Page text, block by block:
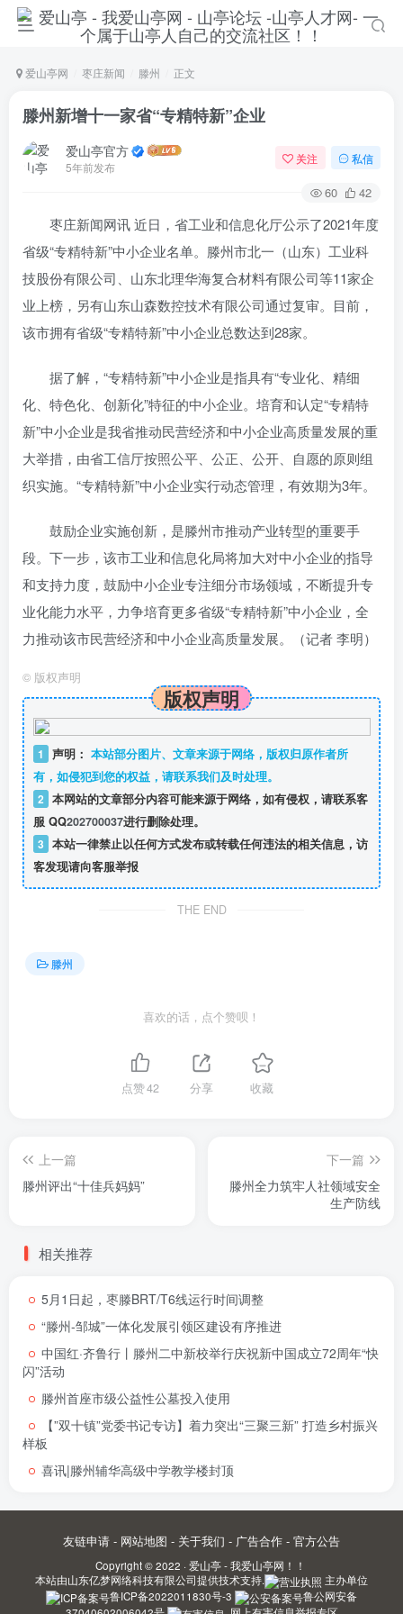
爱山亭网 枣庄新闻 滕州 正文
滕州新增十一家省“专精特新”企业
爱山亭官方
5年前发布
关注 私信
60 42
枣庄新闻网讯 近日，省工业和信息化厅公示了2021年度
省级“专精特新”中小企业名单。滕州市北一（山东）工业科
技股份有限公司、山东北理华海复合材料有限公司等11家企
业上榜，另有山东山森数控技术有限公司通过复审。目前，
该市拥有省级“专精特新”中小企业总数达到28家。
据了解，“专精特新”中小企业是指具有“专业化、精细
化、特色化、创新化”特征的中小企业。培育和认定“专精特
新”中小企业是我省推动民营经济和中小企业高质量发展的重
大举措，由省工信厅按照公平、公正、公开、自愿的原则组
织实施。“专精特新”中小企业实行动态管理，有效期为3年。
鼓励企业实施创新，是滕州市推动产业转型的重要手
段。下一步，该市工业和信息化局将加大对中小企业的指导
和支持力度，鼓励中小企业专注细分市场领域，不断提升专
业化能力水平，力争培育更多省级“专精特新”中小企业，全
力推动该市民营经济和中小企业高质量发展。
（记者 李明）
© 版权声明
版权声明
1 声明： 本站部分图片、文章来源于网络，版权归原作者所
有，如侵犯到您的权益，请联系我们及时处理。
2 本网站的文章部分内容可能来源于网络，如有侵权，请联系客
服 QQ202700037进行删除处理。
3 本站一律禁止以任何方式发布或转载任何违法的相关信息，访
客发现请向客服举报
THE END
滕州
喜欢的话，点个赞呗！
点赞42 分享 收藏
上一篇
滕州评出“十佳兵妈妈”
下一篇
滕州全力筑牢人社领域安全
生产防线
相关推荐
5月1日起，枣滕BRT/T6线运行时间调整
“滕州-邹城”一体化发展引领区建设有序推进
中国红·齐鲁行丨滕州二中新校举行庆祝新中国成立72周年“快
闪”活动
滕州首座市级公益性公墓投入使用
【”双十镇”党委书记专访】着力突出“三聚三新” 打造乡村振兴
样板
喜讯|滕州辅华高级中学教学楼封顶
友链申请 - 网站地图 - 关于我们 - 广告合作 - 官方公告
Copyright © 2022 · 爱山亭 - 我爱山亭网！！
本站由山东亿梦网络科技有限公司提供技术支持.
主办单位
鲁ICP备2022011830号-3
鲁公网安备